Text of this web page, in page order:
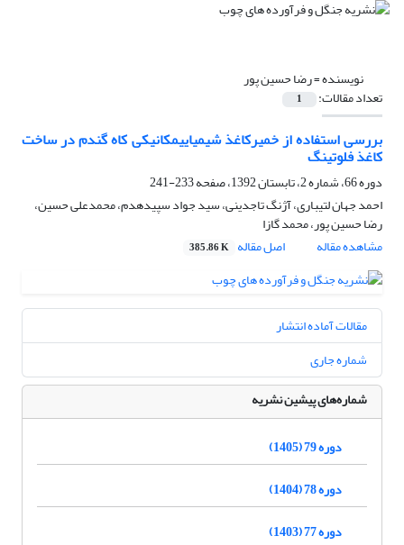
نویسنده =رضا حسین پور
تعداد مقالات: 1
بررسی استفاده از خمیرکاغذ شیمیایی‏مکانیکی کاه گندم در ساخت
کاغذ فلوتینگ
دوره 66، شماره 2، تابستان 1392، صفحه
233-241
احمد جهان لتیباری، آژنگ تاجدینی، سید جواد سپیده‏دم، محمدعلی حسین،
رضا حسین پور، محمد گازا
مشاهده مقاله
اصل مقاله 385.86 K
مقالات آماده انتشار
شماره جاری
شماره‌های پیشین نشریه
دوره 79 (1405)
دوره 78 (1404)
دوره 77 (1403)